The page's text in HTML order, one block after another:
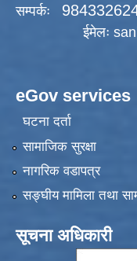
सम्पर्कः
ईमेलः
eGov services
घटना दर्ता
सामाजिक सुरक्षा
नागरिक वडापत्र
सङ्‍घीय मामिला तथा
सूचना अधिकारी